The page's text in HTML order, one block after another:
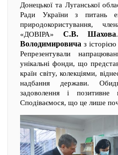
Донецької та Луганської
Ради України з питань
природокористування,
«ДОВІРА» С.В. Шахова
Володимировича з історією
Репрезентували
унікальні фонди, що
країн світу, колекціями,
надбання держави.
задоволення і позитивне
Сподіваємося, що це лише